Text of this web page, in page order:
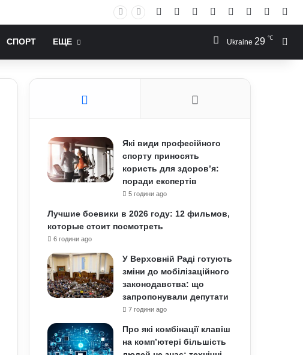
Facebook YouTubeInstagram
RSS Log In
СПОРТ ЕЩЕ Ukraine 29 ℃
Які види професійного
спорту приносять
користь для здоров’я:
поради експертів
5 години ago
Лучшие боевики в 2026 году: 12 фильмов,
которые стоит посмотреть
6 години ago
У Верховній Раді готують
зміни до мобілізаційного
законодавства: що
запропонували депутати
7 години ago
Про які комбінації клавіш
на комп’ютері більшість